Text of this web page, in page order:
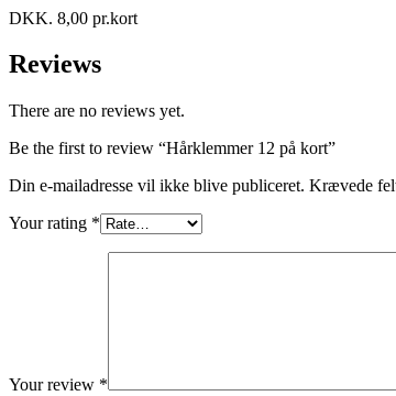
DKK. 8,00 pr.kort
Reviews
There are no reviews yet.
Be the first to review “Hårklemmer 12 på kort”
Din e-mailadresse vil ikke blive publiceret. Krævede
Your rating *
Your review *